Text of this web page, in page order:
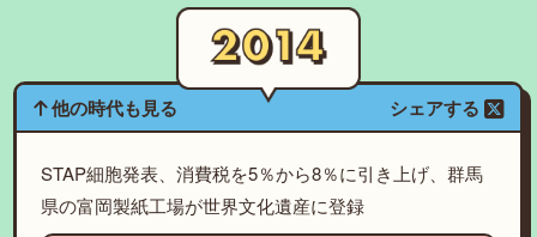
他の時代も見る シェアする
STAP細胞発表、消費税を5％から8％に引き上げ、群馬
県の富岡製紙工場が世界文化遺産に登録